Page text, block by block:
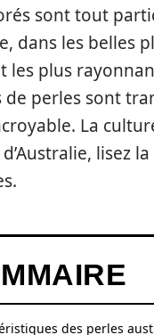
sont tout
dans les belles
les plus
perles sont
La
lisez
des perles